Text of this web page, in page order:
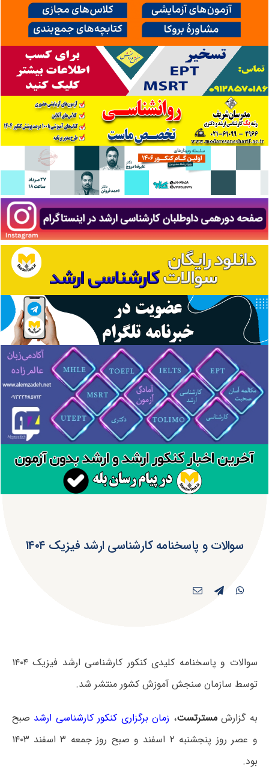
سوالات و پاسخنامه کارشناسی ارشد فیزیک ۱۴۰۴
سوالات و پاسخنامه کلیدی کنکور کارشناسی ارشد فیزیک ۱۴۰۴
توسط سازمان سنجش آموزش کشور منتشر شد.
به گزارشمسترتست، زمان برگزاری کنکور کارشناسی ارشد صبح
و عصر روز پنجشنبه ۲ اسفند و صبح روز جمعه ۳ اسفند ۱۴۰۳
بود.